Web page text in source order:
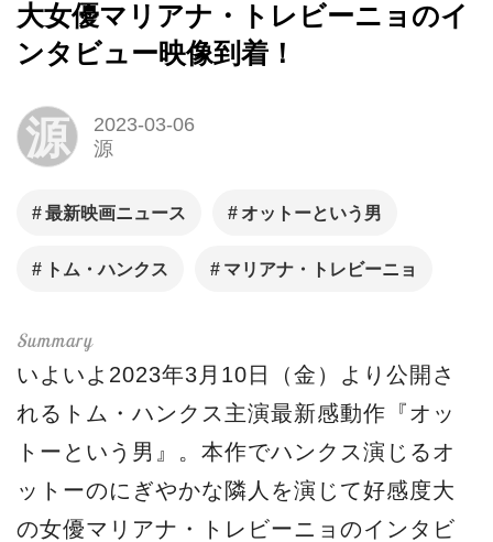
大女優マリアナ・トレビーニョのイ
ンタビュー映像到着！
源
2023-03-06
源
最新映画ニュース オットーという男
トム・ハンクス マリアナ・トレビーニョ
いよいよ2023年3月10日（金）より公開さ
れるトム・ハンクス主演最新感動作『オッ
トーという男』。本作でハンクス演じるオ
ットーのにぎやかな隣人を演じて好感度大
の女優マリアナ・トレビーニョのインタビ